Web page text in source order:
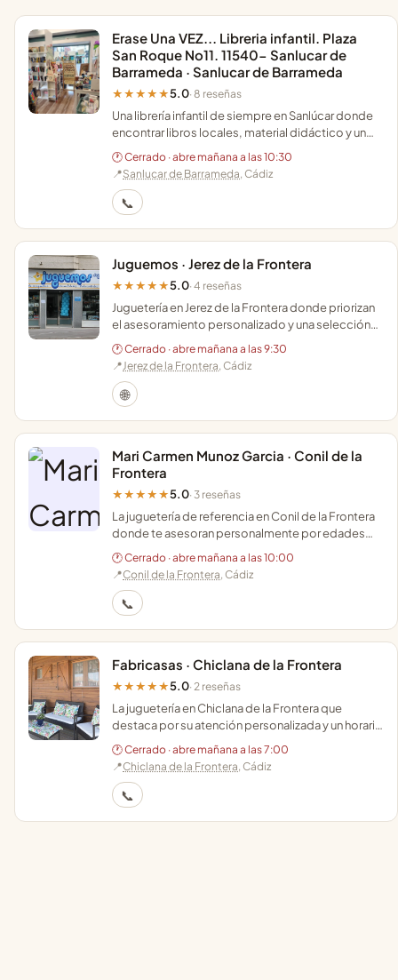
Erase Una VEZ... Libreria infantil. Plaza
San Roque No11. 11540- Sanlucar de
Barrameda · Sanlucar de Barrameda
★★★★★5.0· 8 reseñas
Una librería infantil de siempre en Sanlúcar donde
encontrar libros locales, material didáctico y un
asesoramiento personalizado para cada edad.
🕐 Cerrado · abre mañana a las 10:30
📍Sanlucar de Barrameda, Cádiz
📞
Juguemos · Jerez de la Frontera
★★★★★5.0· 4 reseñas
Juguetería en Jerez de la Frontera donde priorizan
el asesoramiento personalizado y una selección
de juguetes original para todas las edades.
🕐 Cerrado · abre mañana a las 9:30
📍Jerez de la Frontera, Cádiz
🌐
Mari Carmen Munoz Garcia · Conil de la
Frontera
★★★★★5.0· 3 reseñas
La juguetería de referencia en Conil de la Frontera
donde te asesoran personalmente por edades
para encontrar el regalo ideal para cada peque.
🕐 Cerrado · abre mañana a las 10:00
📍Conil de la Frontera, Cádiz
📞
Fabricasas · Chiclana de la Frontera
★★★★★5.0· 2 reseñas
La juguetería en Chiclana de la Frontera que
destaca por su atención personalizada y un horario
ininterrumpido de lunes a domingo.
🕐 Cerrado · abre mañana a las 7:00
📍Chiclana de la Frontera, Cádiz
📞